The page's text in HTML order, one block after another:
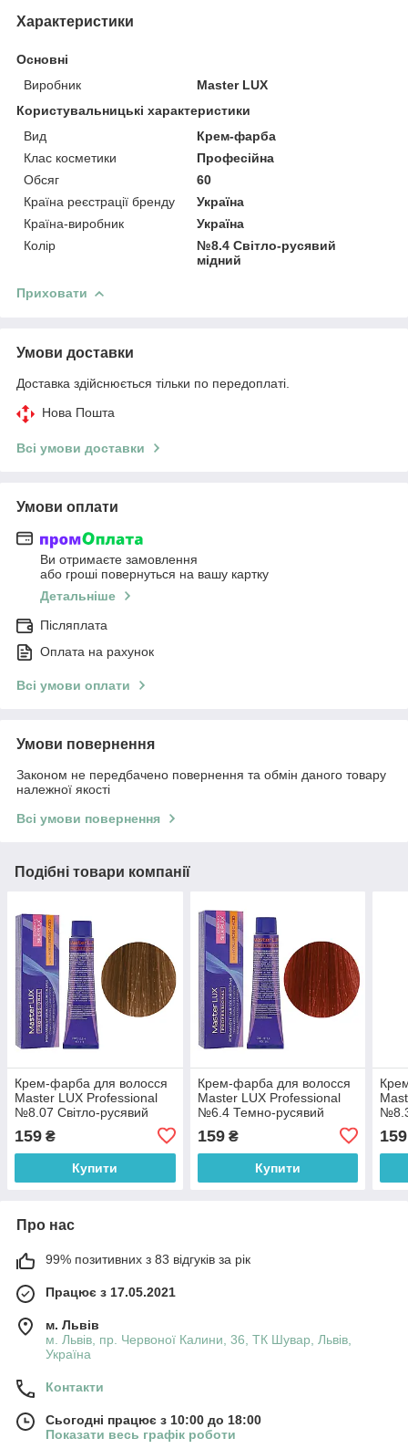
Характеристики
Основні
Виробник
Master LUX
Користувальницькі характеристики
Вид
Крем-фарба
Клас косметики
Професійна
Обсяг
60
Країна реєстрації бренду
Україна
Країна-виробник
Україна
Колір
№8.4 Світло-русявий
мідний
Приховати
Умови доставки
Доставка здійснюється тільки по передоплаті.
Нова Пошта
Всі умови доставки
Умови оплати
Ви отримаєте замовлення
або гроші повернуться на вашу картку
Детальніше
Післяплата
Оплата на рахунок
Всі умови оплати
Умови повернення
Законом не передбачено повернення та обмін даного товару
належної якості
Всі умови повернення
Подібні товари компанії
Крем-фарба для волосся
Master LUX Professional
№8.07 Світло-русявий
натурально коричневий 60
мл
159 ₴
Купити
Крем-фарба для волосся
Master LUX Professional
№6.4 Темно-русявий
159₴
Купити
мл
159
Про нас
99% позитивних з 83 відгуків за рік
Працює з 17.05.2021
м. Львів
м. Львів, пр. Червоної Калини, 36, ТК Шувар, Львів,
Україна
Контакти
Сьогодні працює з 10:00 до 18:00
Показати весь графік роботи